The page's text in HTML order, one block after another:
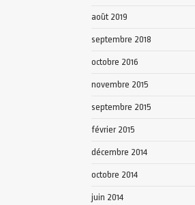
août 2019
septembre 2018
octobre 2016
novembre 2015
septembre 2015
février 2015
décembre 2014
octobre 2014
juin 2014